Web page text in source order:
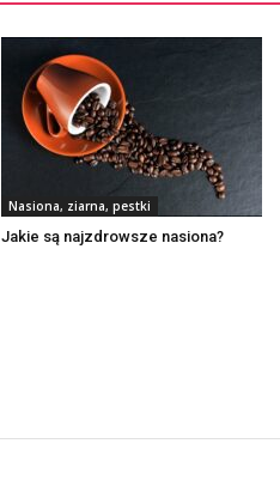
Nasiona, ziarna, pestki
Jakie są najzdrowsze nasiona?